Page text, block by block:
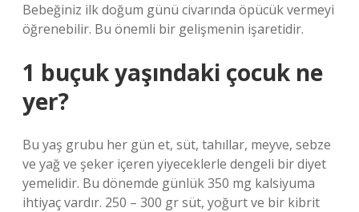
Bebeğiniz ilk doğum günü civarında öpücük vermeyi
öğrenebilir. Bu önemli bir gelişmenin işaretidir.
1 buçuk yaşındaki çocuk ne
yer?
Bu yaş grubu her gün et, süt, tahıllar, meyve, sebze
ve yağ ve şeker içeren yiyeceklerle dengeli bir diyet
yemelidir. Bu dönemde günlük 350 mg kalsiyuma
ihtiyaç vardır. 250 – 300 gr süt, yoğurt ve bir kibrit